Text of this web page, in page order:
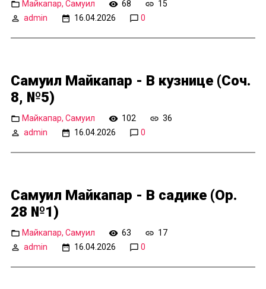
Майкапар, Самуил 68
15
admin
16.04.2026 0
Самуил Майкапар - В кузнице (Соч.
8, №5)
Майкапар, Самуил 102
36
admin
16.04.2026 0
Самуил Майкапар - В садике (Op.
28 №1)
Майкапар, Самуил 63
17
admin
16.04.2026 0